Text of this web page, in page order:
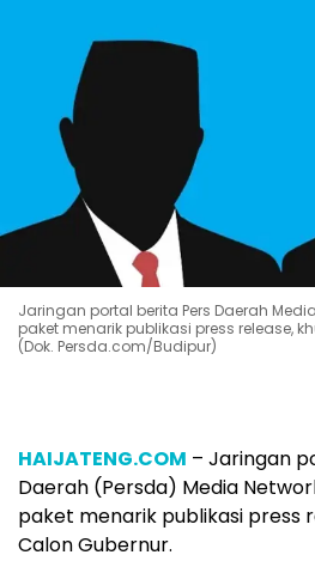
Jaringan portal berita Pers Daerah
paket menarik publikasi press release,
(Dok. Persda.com/Budipur)
HAIJATENG.COM – Jaringan
Daerah (Persda) Media
paket menarik publikasi press
Calon Gubernur.